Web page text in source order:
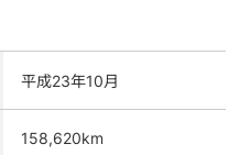
平成23年10月
158,620km